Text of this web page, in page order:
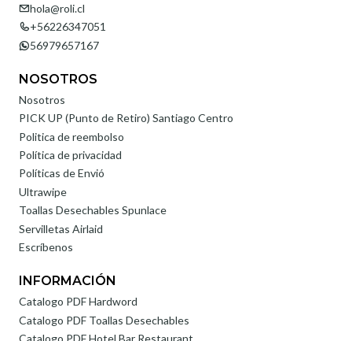
hola@roli.cl
+56226347051
56979657167
NOSOTROS
Nosotros
PICK UP (Punto de Retiro) Santiago Centro
Politica de reembolso
Política de privacidad
Políticas de Envió
Ultrawipe
Toallas Desechables Spunlace
Servilletas Airlaid
Escríbenos
INFORMACIÓN
Catalogo PDF Hardword
Catalogo PDF Toallas Desechables
Catalogo PDF Hotel Bar Restaurant